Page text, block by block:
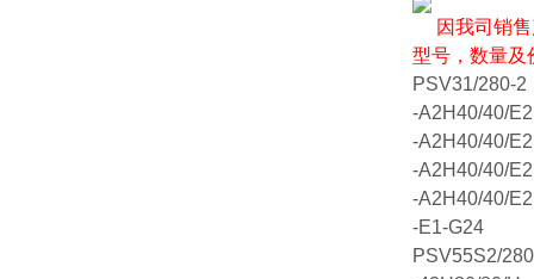
因我司销
型号，数量及
PSV31/280-2
-A2H40/40/E2
-A2H40/40/E2
-A2H40/40/E2
-A2H40/40/E2
-E1-G24
PSV55S2/